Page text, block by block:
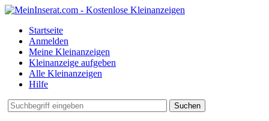
Startseite
Anmelden
Meine Kleinanzeigen
Kleinanzeige aufgeben
Alle Kleinanzeigen
Hilfe
Suchen